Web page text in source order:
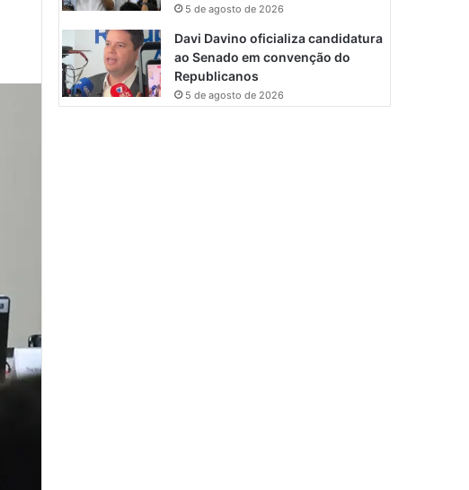
5 de agosto de 2026
Davi Davino oficializa candidatura
ao Senado em convenção do
Republicanos
5 de agosto de 2026